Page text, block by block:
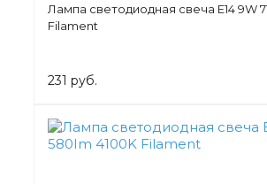
Лампа светодиодная свеча Е14 9W
Filament
231 руб.